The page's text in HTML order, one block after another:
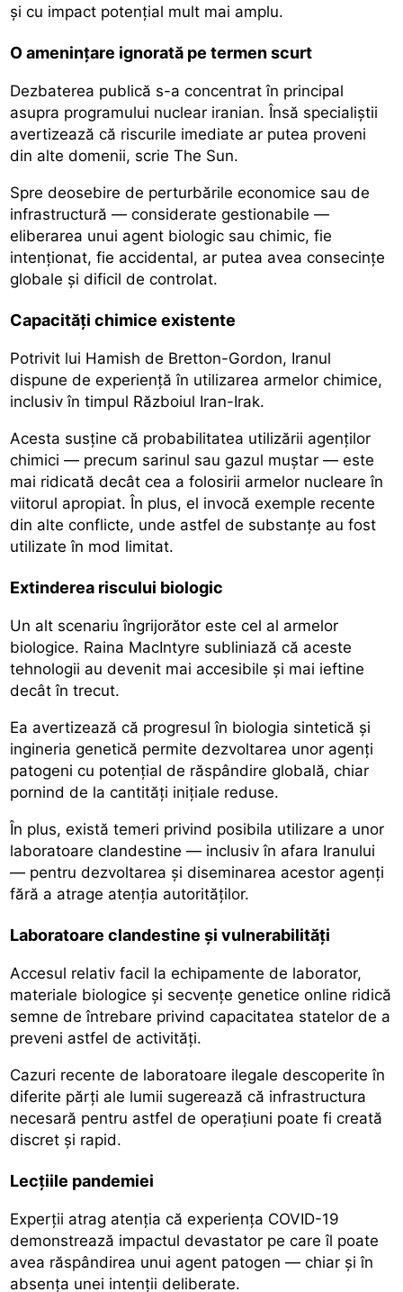
și cu impact potențial mult mai amplu.
O amenințare ignorată pe termen scurt
Dezbaterea publică s-a concentrat în principal
asupra programului nuclear iranian. Însă specialiștii
avertizează că riscurile imediate ar putea proveni
din alte domenii, scrie The Sun.
Spre deosebire de perturbările economice sau de
infrastructură — considerate gestionabile —
eliberarea unui agent biologic sau chimic, fie
intenționat, fie accidental, ar putea avea consecințe
globale și dificil de controlat.
Capacități chimice existente
Potrivit lui Hamish de Bretton-Gordon, Iranul
dispune de experiență în utilizarea armelor chimice,
inclusiv în timpul Războiul Iran-Irak.
Acesta susține că probabilitatea utilizării agenților
chimici — precum sarinul sau gazul muștar — este
mai ridicată decât cea a folosirii armelor nucleare în
viitorul apropiat. În plus, el invocă exemple recente
din alte conflicte, unde astfel de substanțe au fost
utilizate în mod limitat.
Extinderea riscului biologic
Un alt scenariu îngrijorător este cel al armelor
biologice. Raina MacIntyre subliniază că aceste
tehnologii au devenit mai accesibile și mai ieftine
decât în trecut.
Ea avertizează că progresul în biologia sintetică și
ingineria genetică permite dezvoltarea unor agenți
patogeni cu potențial de răspândire globală, chiar
pornind de la cantități inițiale reduse.
În plus, există temeri privind posibila utilizare a unor
laboratoare clandestine — inclusiv în afara Iranului
— pentru dezvoltarea și diseminarea acestor agenți
fără a atrage atenția autorităților.
Laboratoare clandestine și vulnerabilități
Accesul relativ facil la echipamente de laborator,
materiale biologice și secvențe genetice online ridică
semne de întrebare privind capacitatea statelor de a
preveni astfel de activități.
Cazuri recente de laboratoare ilegale descoperite în
diferite părți ale lumii sugerează că infrastructura
necesară pentru astfel de operațiuni poate fi creată
discret și rapid.
Lecțiile pandemiei
Experții atrag atenția că experiența COVID-19
demonstrează impactul devastator pe care îl poate
avea răspândirea unui agent patogen — chiar și în
absența unei intenții deliberate.